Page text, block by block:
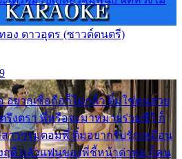
ง ดาวอุดร (ซาวด์ดนตรี)
อยากเชื่อถือก็ไม่กล้า ติ๋มใช่คนสวย
รึงตรา พี่หรือจะมาหมายร่วมชีวี ก็
าวๆรุมตอมพี่ ติ๋มอยากรับรักเหมือน
ฤดี กลัวแฟนของพี่ชี้หน้าด่าทอ ก็คน